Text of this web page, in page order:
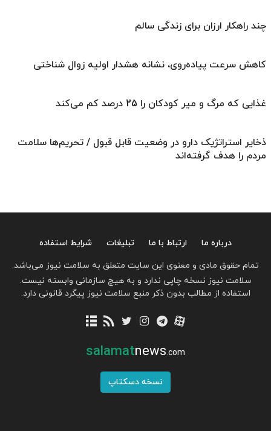
چند راهکار ارزان برای زندگی سالم
کاهش سرعت پیاده‌روی، نشانه هشدار اولیه زوال شناختی
غذایی که مرگ و میر کودکان را 25 درصد کم می‌کند
ذخایر استراتژیک دارو در وضعیت قابل قبول / تحریم‌ها سلامت
مردم را هدف گرفته‌اند
درباره ما ارتباط با ما تبلیغات
شرایط استفاده
تمام حقوق مادی و معنوی این سایت متعلق به سلامت نیوز می‌باشد.
سلامت نیوز نسخه چاپی ندارد و به هیچ سازمانی وابسته نیست.
استفاده از مطالب بدون ذکر منبع سلامت نیوز پیگرد قانونی دارد.
salamatnews.com
نسخه دسکتاپ